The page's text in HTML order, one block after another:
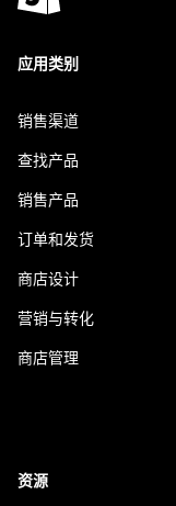
应用类别
销售渠道
查找产品
销售产品
订单和发货
商店设计
营销与转化
商店管理
资源